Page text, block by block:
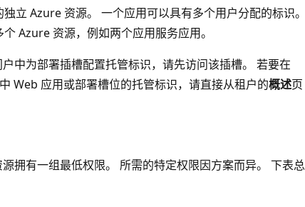
立 Azure 资源。 一个应用可以具有多个用户分配的标识。
Azure 资源，例如两个应用服务应用。
中为部署插槽配置托管标识，请先访问该插槽。 若要在
Web 应用或部署槽位的托管标识，请直接从租户的概述页
拥有一组最低权限。 所需的特定权限因方案而异。 下表总